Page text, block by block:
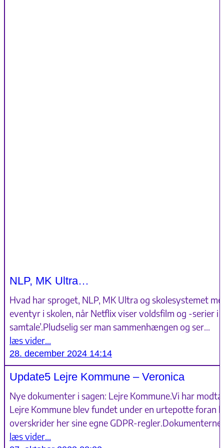
NLP, MK Ultra…
Hvad har sproget, NLP, MK Ultra og skolesystemet
eventyr i skolen, når Netflix viser voldsfilm og -serier
samtale’.Pludselig ser man sammenhængen og ser…
læs vider…
28. december 2024 14:14
Update5 Lejre Kommune – Veronica
Nye dokumenter i sagen: Lejre Kommune.Vi har
Lejre Kommune blev fundet under en urtepotte foran
overskrider her sine egne GDPR-
læs vider…